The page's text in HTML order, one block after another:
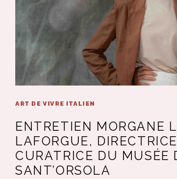
ART DE VIVRE ITALIEN
ENTRETIEN MORGANE
LAFORGUE,
CURATRICE DU MUSÉE
SANT’ORSOLA